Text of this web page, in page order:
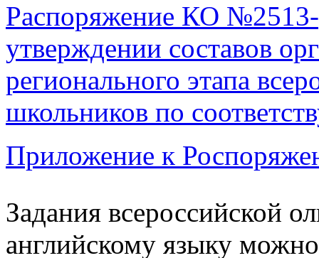
Распоряжение КО
утверждении составов
регионального этапа
школьников по
Приложение к
Задания всероссийской
английскому языку